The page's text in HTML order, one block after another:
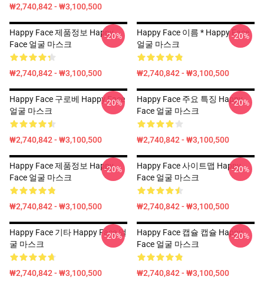
₩2,740,842 - ₩3,100,500
Happy Face 제품정보 Happy
Face 얼굴 마스크
₩2,740,842 - ₩3,100,500
-20%
Happy Face 이름 * Happy Face
얼굴 마스크
₩2,740,842 - ₩3,100,500
-20%
Happy Face 구로베 Happy Face
얼굴 마스크
₩2,740,842 - ₩3,100,500
-20%
Happy Face 주요 특징 Happy
Face 얼굴 마스크
₩2,740,842 - ₩3,100,500
-20%
Happy Face 제품정보 Happy
Face 얼굴 마스크
₩2,740,842 - ₩3,100,500
-20%
Happy Face 사이트맵 Happy
Face 얼굴 마스크
₩2,740,842 - ₩3,100,500
-20%
Happy Face 기타 Happy Face 얼
굴 마스크
₩2,740,842 - ₩3,100,500
-20%
Happy Face 캡슐 캡슐 Happy
Face 얼굴 마스크
₩2,740,842 - ₩3,100,500
-20%